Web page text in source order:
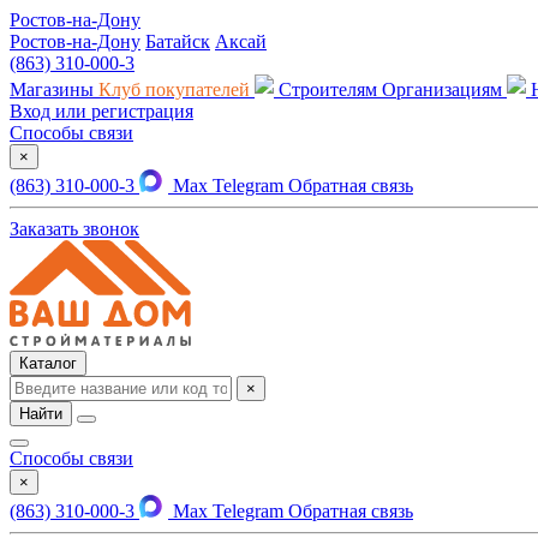
Ростов-на-Дону
Ростов-на-Дону Батайск Аксай
(863) 310-000-3
Магазины Клуб покупателей Строителям Организациям
Вход или регистрация
Способы связи
×
(863) 310-000-3 Max Telegram Обратная связь
Заказать звонок
Каталог
×
Найти
Способы связи
×
(863) 310-000-3 Max Telegram Обратная связь